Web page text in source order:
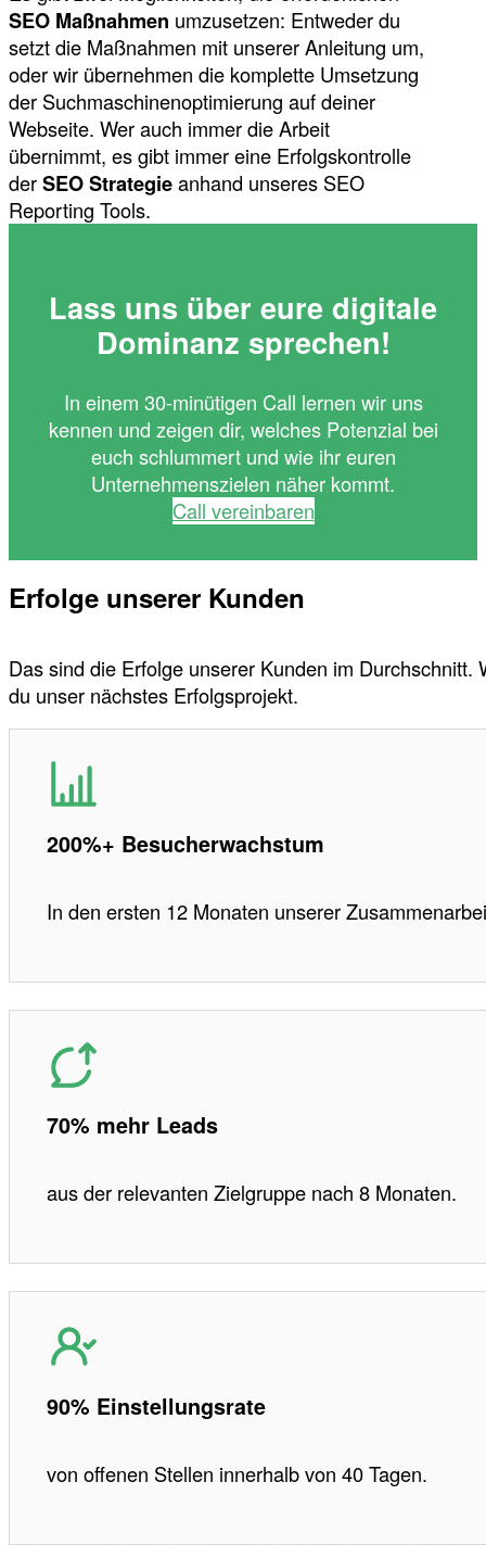
SEO Maßnahmen umzusetzen: Entweder du
setzt die Maßnahmen mit unserer Anleitung um,
oder wir übernehmen die komplette Umsetzung
der Suchmaschinenoptimierung auf deiner
Webseite. Wer auch immer die Arbeit
übernimmt, es gibt immer eine Erfolgskontrolle
derSEO Strategieanhand unseres SEO
Reporting Tools.
Lass uns über eure digitale
Dominanz sprechen!
In einem 30-minütigen Call lernen wir uns
kennen und zeigen dir, welches Potenzial bei
euch schlummert und wie ihr euren
Unternehmenszielen näher kommt.
Call vereinbaren
Erfolge unserer Kunden
Das sind die Erfolge unserer Kunden im Durchschnitt.
du unser nächstes Erfolgsprojekt.
200%+ Besucherwachstum
In den ersten 12 Monaten unserer
70% mehr Leads
aus der relevanten Zielgruppe nach 8 Monaten.
90% Einstellungsrate
von offenen Stellen innerhalb von 40 Tagen.